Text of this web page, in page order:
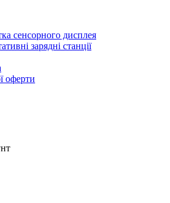
сенсорного дисплея
зарядні станції
оферти